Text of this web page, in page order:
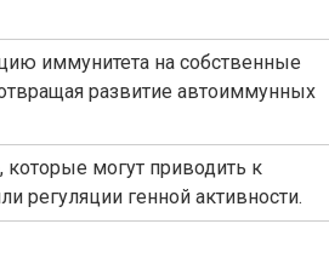
иммунитета на собственные
развитие автоиммунных
могут приводить к
регуляции генной активности.